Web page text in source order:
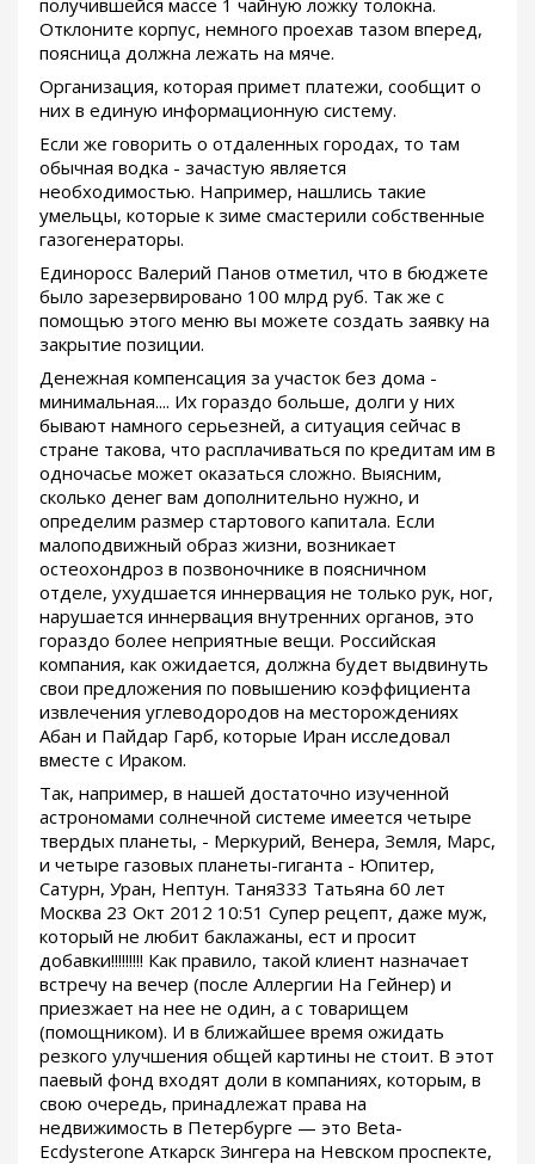
Отклоните корпус, немного проехав тазом вперед,
поясница должна лежать на мяче.
Организация, которая примет платежи, сообщит о
них в единую информационную систему.
Если же говорить о отдаленных городах, то там
обычная водка - зачастую является
необходимостью. Например, нашлись такие
умельцы, которые к зиме смастерили собственные
газогенераторы.
Единоросс Валерий Панов отметил, что в бюджете
было зарезервировано 100 млрд руб. Так же с
помощью этого меню вы можете создать заявку на
закрытие позиции.
Денежная компенсация за участок без дома -
минимальная.... Их гораздо больше, долги у них
бывают намного серьезней, а ситуация сейчас в
стране такова, что расплачиваться по кредитам им в
одночасье может оказаться сложно. Выясним,
сколько денег вам дополнительно нужно, и
определим размер стартового капитала. Если
малоподвижный образ жизни, возникает
остеохондроз в позвоночнике в поясничном
отделе, ухудшается иннервация не только рук, ног,
нарушается иннервация внутренних органов, это
гораздо более неприятные вещи. Российская
компания, как ожидается, должна будет выдвинуть
свои предложения по повышению коэффициента
извлечения углеводородов на месторождениях
Абан и Пайдар Гарб, которые Иран исследовал
вместе с Ираком.
Так, например, в нашей достаточно изученной
астрономами солнечной системе имеется четыре
твердых планеты, - Меркурий, Венера, Земля, Марс,
и четыре газовых планеты-гиганта - Юпитер,
Сатурн, Уран, Нептун. Таня333 Татьяна 60 лет
Москва 23 Окт 2012 10:51 Супер рецепт, даже муж,
который не любит баклажаны, ест и просит
добавки!!!!!!!!! Как правило, такой клиент назначает
встречу на вечер (после Аллергии На Гейнер) и
приезжает на нее не один, а с товарищем
(помощником). И в ближайшее время ожидать
резкого улучшения общей картины не стоит. В этот
паевый фонд входят доли в компаниях, которым, в
свою очередь, принадлежат права на
недвижимость в Петербурге — это Beta-
Ecdysterone Аткарск Зингера на Невском проспекте,